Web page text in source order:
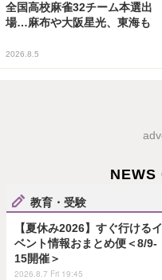
全国高校麻雀32チーム本選出
場…麻布や大阪星光、東海も
2026.8.5
NEWS
教育・受験
【夏休み2026】すぐ行けるイ
ベント情報おまとめ便＜8/9-
15開催＞
2026.8.7 Fri 19:45